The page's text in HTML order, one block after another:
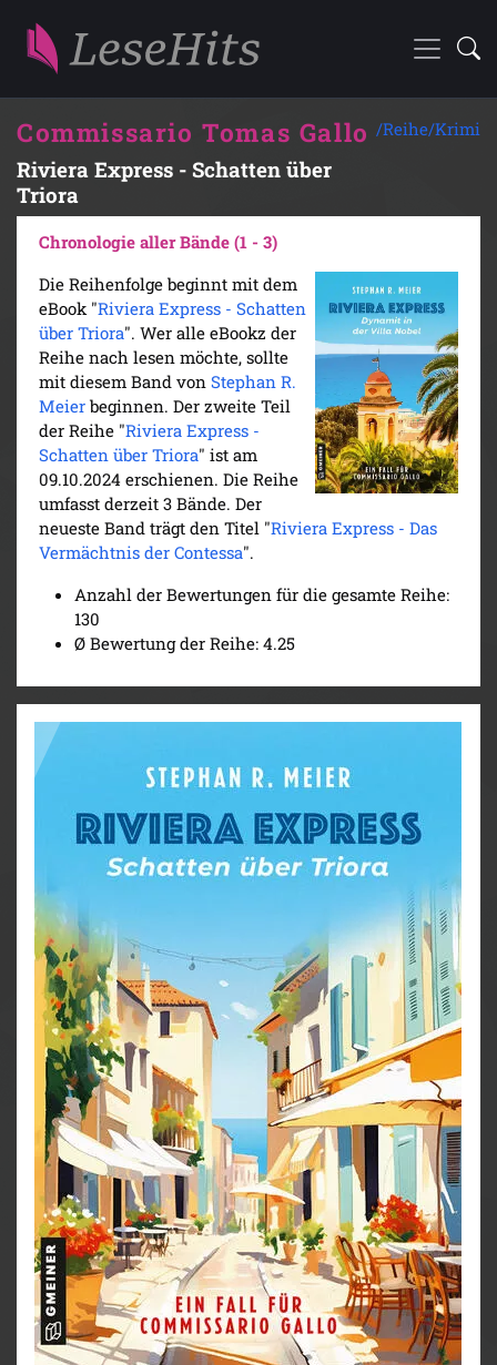
Commissario Tomas Gallo
Riviera Express - Schatten über
Triora
/Reihe/Krimi
Chronologie aller Bände (1 - 3)
Die Reihenfolge beginnt mit dem
eBook "Riviera Express - Schatten
über Triora". Wer alle eBookz der
Reihe nach lesen möchte, sollte
mit diesem Band von Stephan R.
Meier beginnen. Der zweite Teil
der Reihe "Riviera Express -
Schatten über Triora" ist am
09.10.2024 erschienen. Die Reihe
umfasst derzeit 3 Bände. Der
neueste Band trägt den Titel "Riviera Express - Das
Vermächtnis der Contessa".
Anzahl der Bewertungen für die gesamte Reihe:
130
Ø Bewertung der Reihe: 4.25